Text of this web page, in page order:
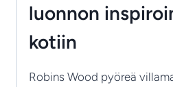
luonnon
kotiin
Robins Wood pyöreä